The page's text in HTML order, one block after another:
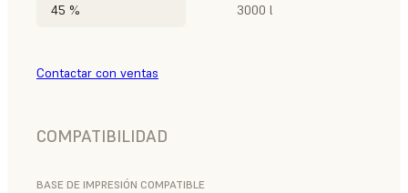
45 % 3000 l
Contactar con ventas
COMPATIBILIDAD
BASE DE IMPRESIÓN COMPATIBLE